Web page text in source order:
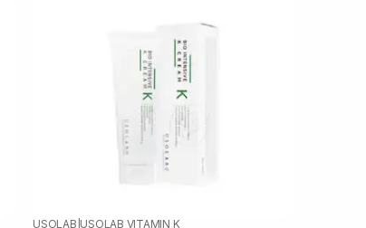
USOLAB USOLAB VITAMIN K